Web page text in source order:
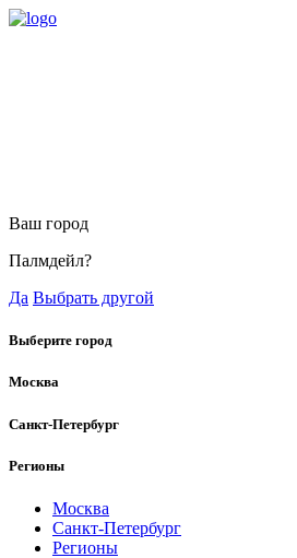
Ваш город
Палмдейл?
Да Выбрать другой
Выберите город
Москва
Санкт-Петербург
Регионы
Москва
Санкт-Петербург
Регионы